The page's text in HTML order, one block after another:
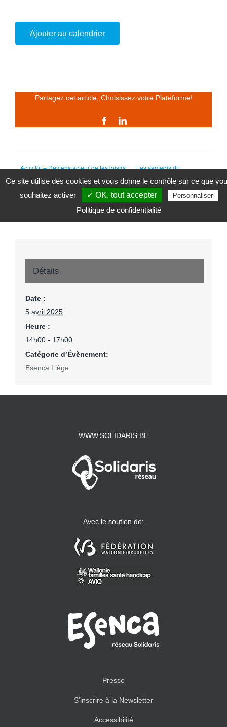
Ajouter au calendrier
Partagez cet article, Choisissez votre Plateforme!
FacebookLinkedIn
Activ’toi – Deviens acteur de tes loisirs
Les samedis du
sensoriel
Détails
Date :
5 avril 2025
Heure :
14h00 - 17h00
Catégorie d’Évènement:
Esenca Liège
WWW.SOLIDARIS.BE
Avec le soutien de:
Presse
S’inscrire à la Newsletter
Accessibilité
Ce site utilise des cookies et vous donne le contrôle sur ce que
souhaitez activer
✓ OK, tout accepter Personnaliser
Politique de confidentialité